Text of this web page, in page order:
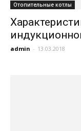
Отопительные котлы
admin - 13.03.2018